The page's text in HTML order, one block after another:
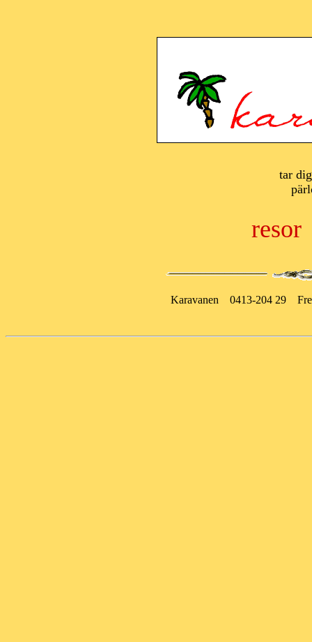
tar
resor
Karavanen 0413-204 29